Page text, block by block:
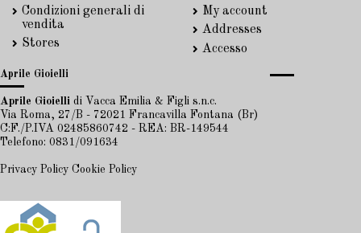
Condizioni generali di
vendita
Stores
My account
Addresses
Accesso
Aprile Gioielli
Aprile Gioielli di Vacca Emilia & Figli s.n.c.
Via Roma, 27/B - 72021 Francavilla Fontana (Br)
C:F./P.IVA 02485860742 - REA: BR-149544
Telefono: 0831/091634
Privacy Policy Cookie Policy